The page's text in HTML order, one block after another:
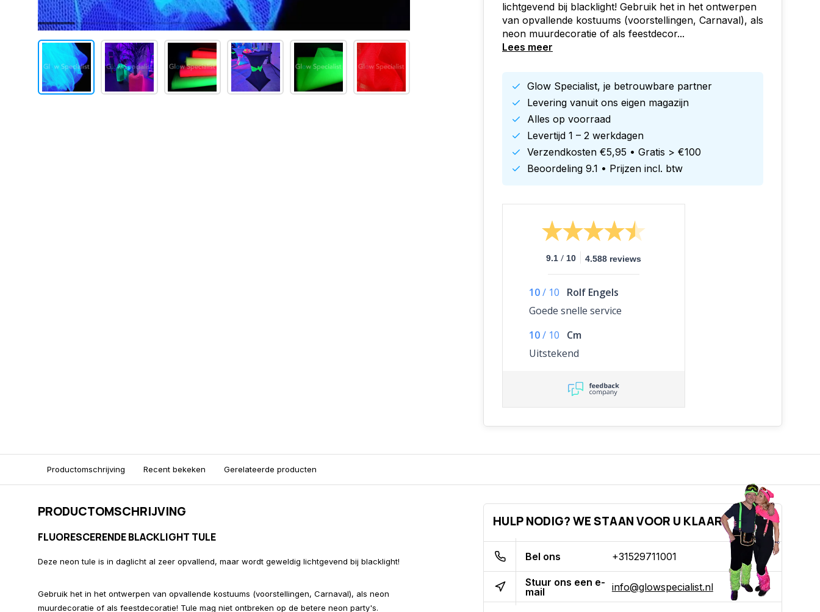
lichtgevend bij blacklight! Gebruik het in het ontwerpen
van opvallende kostuums (voorstellingen, Carnaval), als
neon muurdecoratie of als feestdecor...
Lees meer
Glow Specialist, je betrouwbare partner
Levering vanuit ons eigen magazijn
Alles op voorraad
Levertijd 1 – 2 werkdagen
Verzendkosten €5,95 • Gratis > €100
Beoordeling 9.1 • Prijzen incl. btw
9.1 / 10 4.588 reviews
10/ 10
Rolf Engels
Goede snelle service
10/ 10
Cm
Uitstekend
Productomschrijving Recent bekeken Gerelateerde producten
PRODUCTOMSCHRIJVING
FLUORESCERENDE BLACKLIGHT TULE
Deze neon tule is in daglicht al zeer opvallend, maar wordt geweldig lichtgevend bij blacklight!
Gebruik het in het ontwerpen van opvallende kostuums (voorstellingen, Carnaval), als neon
muurdecoratie of als feestdecoratie! Tule mag niet ontbreken op de betere neon party's.
HULP NODIG? WE STAAN VOOR U KLAAR!
Bel ons +31529711001
Stuur ons een e-
mail
info@glowspecialist.nl